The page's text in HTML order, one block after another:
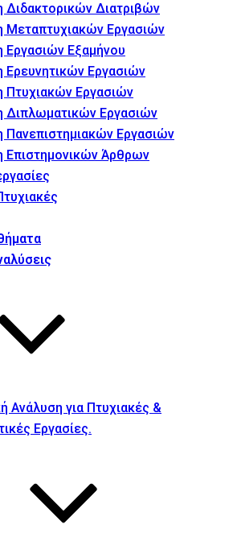
Διδακτορικών Διατριβών
Μεταπτυχιακών Εργασιών
Εργασιών Εξαμήνου
Ερευνητικών Εργασιών
Πτυχιακών Εργασιών
Διπλωματικών Εργασιών
Πανεπιστημιακών Εργασιών
Επιστημονικών Άρθρων
Ανάλυση για Πτυχιακές &
Εργασίες.